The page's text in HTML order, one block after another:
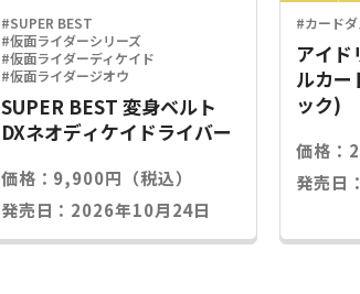
#SUPER BEST
#仮面ライダーシリーズ
#仮面ライダーディケイド
#仮面ライダージオウ
SUPER BEST 変身ベルト
DXネオディケイドライバー
価格：9,900円（税込）
発売日：2026年10月24日
#カードダ
アイド
ルカー
ック)
価格：
発売日